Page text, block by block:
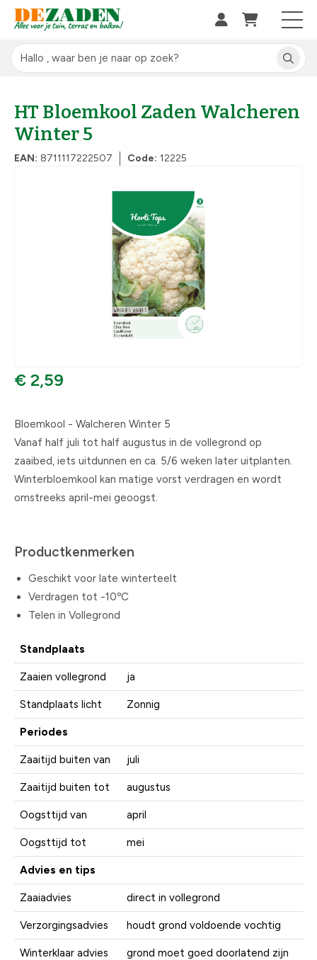
HT Bloemkool Zaden Walcheren
Winter 5
EAN: 8711117222507 Code: 12225
€ 2,59
Bloemkool - Walcheren Winter 5
Vanaf half juli tot half augustus in de vollegrond op
zaaibed, iets uitdunnen en ca. 5/6 weken later uitplanten.
Winterbloemkool kan matige vorst verdragen en wordt
omstreeks april-mei geoogst.
Productkenmerken
Geschikt voor late winterteelt
Verdragen tot -10ºC
Telen in Vollegrond
Standplaats
Zaaien vollegrond ja
Standplaats licht Zonnig
Periodes
Zaaitijd buiten van juli
Zaaitijd buiten tot augustus
Oogsttijd van april
Oogsttijd tot mei
Advies en tips
Zaaiadvies direct in vollegrond
Verzorgingsadvies houdt grond voldoende vochtig
Winterklaar advies grond moet goed doorlatend zijn